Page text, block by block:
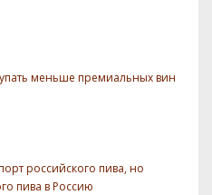
меньше премиальных вин
российского пива, но
пива в Россию